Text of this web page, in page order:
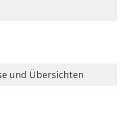
und Übersichten